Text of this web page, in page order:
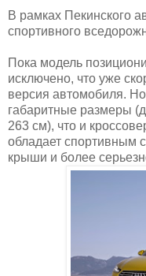
В рамках Пекинского
спортивного
Пока модель
исключено, что уже
версия автомобиля.
габаритные размеры
263 см), что и
обладает спортивным
крыши и более